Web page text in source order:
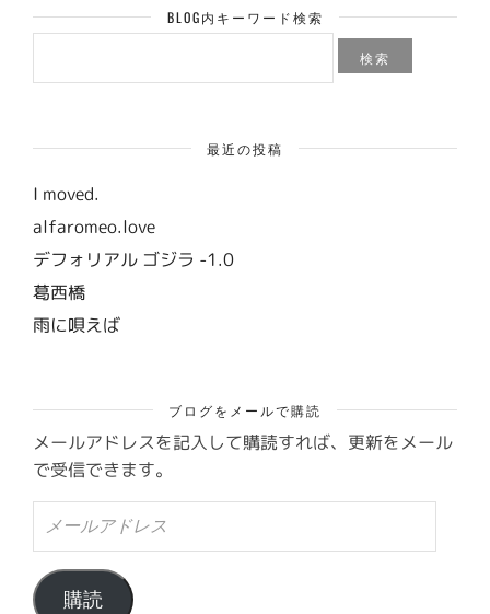
BLOG内キーワード検索
検
最近の投稿
I moved.
alfaromeo.love
デフォリアル ゴジラ -1.0
葛西橋
雨に唄えば
ブログをメールで購読
メールアドレスを記入して購読すれば、更新をメール
で受信できます。
ル
ア
ド
購読